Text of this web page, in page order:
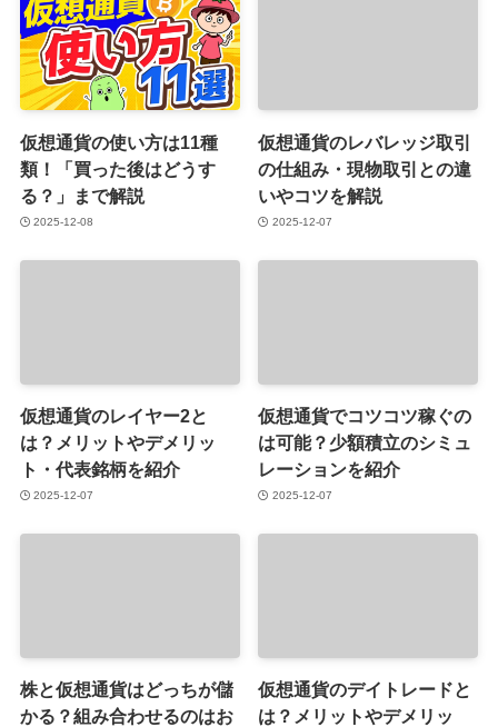
仮想通貨の使い方は11種
類！「買った後はどうす
る？」まで解説
2025-12-08
仮想通貨のレバレッジ取引
の仕組み・現物取引との違
いやコツを解説
2025-12-07
仮想通貨のレイヤー2と
は？メリットやデメリッ
ト・代表銘柄を紹介
2025-12-07
仮想通貨でコツコツ稼ぐの
は可能？少額積立のシミュ
レーションを紹介
2025-12-07
株と仮想通貨はどっちが儲
かる？組み合わせるのはお
仮想通貨のデイトレードと
は？メリットやデメリッ